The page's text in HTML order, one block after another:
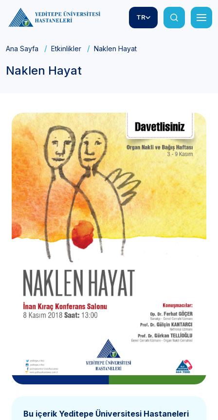
TR
Ana Sayfa Etkinlikler Naklen Hayat
Naklen Hayat
Bu içerik Yeditepe Üniversitesi Hastaneleri